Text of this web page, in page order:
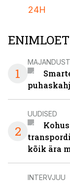
24H
1
2
UUDISED
kõik ära
INTERVJUU